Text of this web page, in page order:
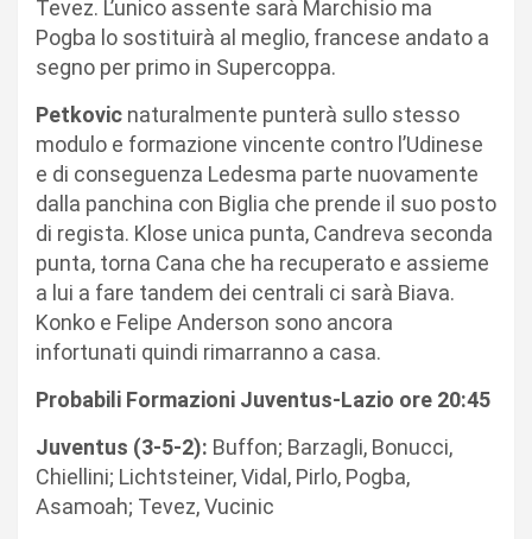
Tevez. L’unico assente sarà Marchisio ma
Pogba lo sostituirà al meglio, francese andato a
segno per primo in Supercoppa.
Petkovic naturalmente punterà sullo stesso
modulo e formazione vincente contro l’Udinese
e di conseguenza Ledesma parte nuovamente
dalla panchina con Biglia che prende il suo posto
di regista. Klose unica punta, Candreva seconda
punta, torna Cana che ha recuperato e assieme
a lui a fare tandem dei centrali ci sarà Biava.
Konko e Felipe Anderson sono ancora
infortunati quindi rimarranno a casa.
Probabili Formazioni Juventus-Lazio ore 20:45
Juventus (3-5-2): Buffon; Barzagli, Bonucci,
Chiellini; Lichtsteiner, Vidal, Pirlo, Pogba,
Asamoah; Tevez, Vucinic